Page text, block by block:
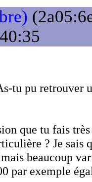
tu pu retrouver
que tu fais très
? Je sais
beaucoup
par exemple